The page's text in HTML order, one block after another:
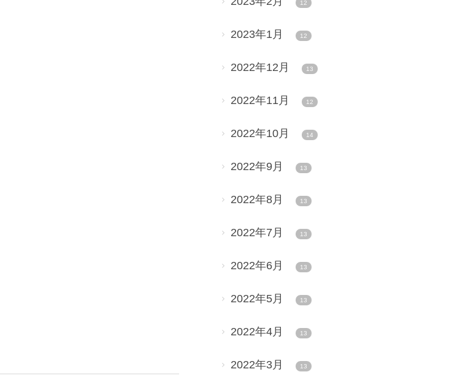
12
2023年1月 12
2022年12月 13
2022年11月 12
2022年10月 14
2022年9月 13
2022年8月 13
2022年7月 13
2022年6月 13
2022年5月 13
2022年4月 13
2022年3月 13